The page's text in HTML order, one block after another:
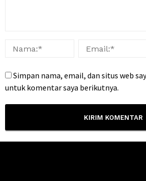
Simpan nama, email, dan situs web
untuk komentar saya berikutnya.